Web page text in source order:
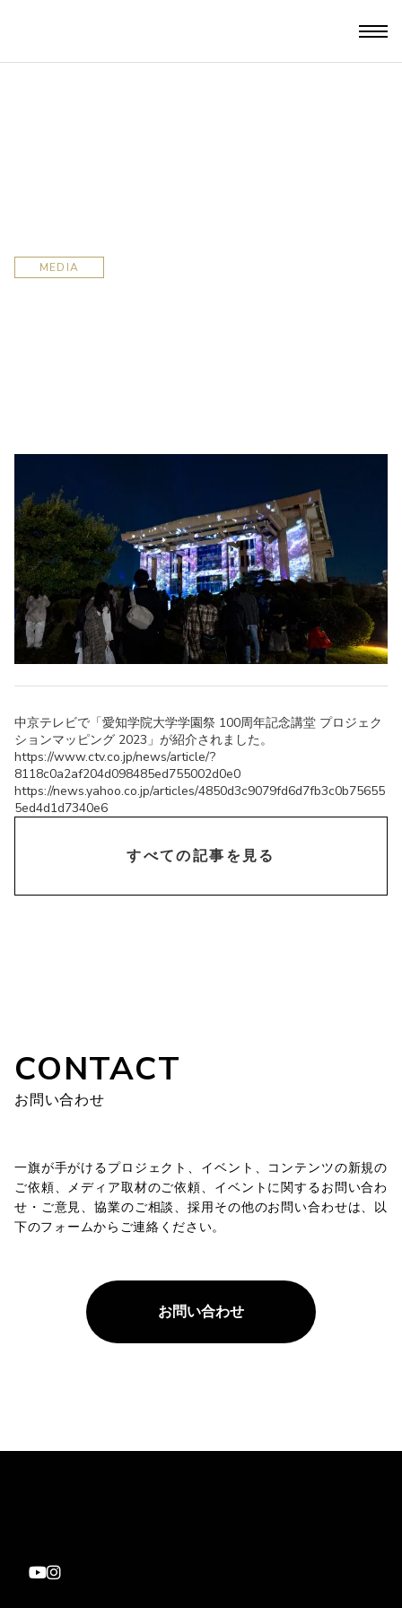
MEDIA
中京テレビで「愛知学院大学学園祭 100周年記念講堂 プロジェク
ションマッピング 2023」が紹介されました。
https://www.ctv.co.jp/news/article/?
8118c0a2af204d098485ed755002d0e0
https://news.yahoo.co.jp/articles/4850d3c9079fd6d7fb3c0b75655
5ed4d1d7340e6
すべての記事を見る
CONTACT
お問い合わせ
一旗が手がけるプロジェクト、イベント、コンテンツの新規の
ご依頼、メディア取材のご依頼、イベントに関するお問い合わ
せ・ご意見、協業のご相談、採用その他のお問い合わせは、以
下のフォームからご連絡ください。
お問い合わせ